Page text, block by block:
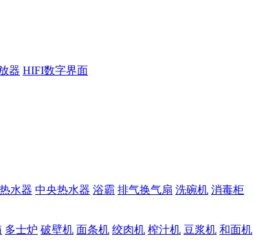
器 HIFI数字界面
水器 中央热水器 浴霸 排气换气扇 洗碗机 消毒柜
多士炉 破壁机 面条机 绞肉机 榨汁机 豆浆机 和面机